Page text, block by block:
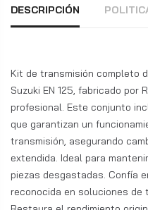
DESCRIPCIÓN
Kit de transmisión completo
Suzuki EN 125, fabricado
profesional. Este conjunto
que garantizan un
transmisión, asegurando
extendida. Ideal para
piezas desgastadas. Confía
reconocida en soluciones